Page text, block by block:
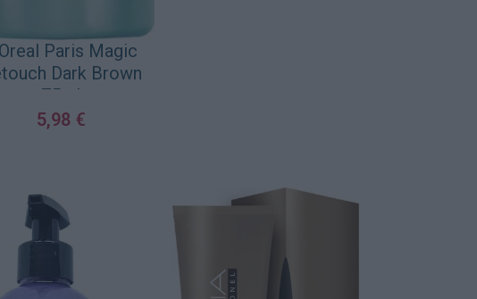
Paris Magic
Dark Brown
75ml
5,98 €